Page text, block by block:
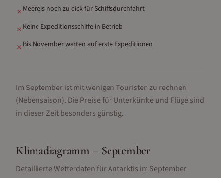
✗ Meereis noch zu dick für Schiffsdurchfahrt
✗ Keine Expeditionsschiffe in Betrieb
✗ Bis November warten auf erste Expeditionen
Im September ist mit wenigen Touristen zu rechnen
(Nebensaison). Die Preise für Unterkünfte und Flüge sind
in dieser Zeit besonders günstig.
Klimadiagramm – September
Detaillierte Wetterdaten fürAntarktis im September